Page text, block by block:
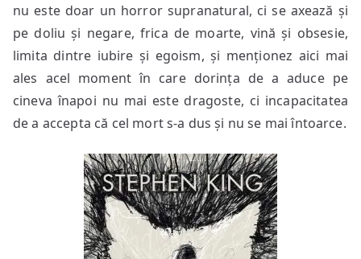
nu este doar un horror supranatural, ci se axează și
pe doliu și negare, frica de moarte, vină și obsesie,
limita dintre iubire și egoism, și menționez aici mai
ales acel moment în care dorința de a aduce pe
cineva înapoi nu mai este dragoste, ci incapacitatea
de a accepta că cel mort s-a dus și nu se mai întoarce.